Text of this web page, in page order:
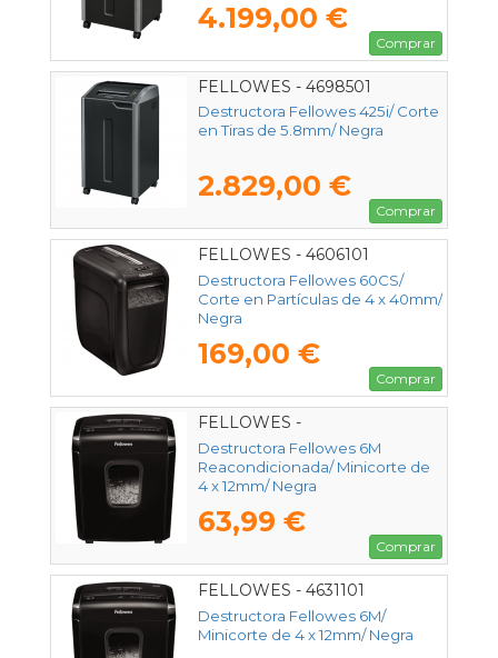
4.199,00 €
Comprar
FELLOWES - 4698501
Destructora Fellowes 425i/ Corte
en Tiras de 5.8mm/ Negra
2.829,00 €
Comprar
FELLOWES - 4606101
Destructora Fellowes 60CS/
Corte en Partículas de 4 x 40mm/
Negra
169,00 €
Comprar
FELLOWES -
Destructora Fellowes 6M
Reacondicionada/ Minicorte de
4 x 12mm/ Negra
63,99 €
Comprar
FELLOWES - 4631101
Destructora Fellowes 6M/
Minicorte de 4 x 12mm/ Negra